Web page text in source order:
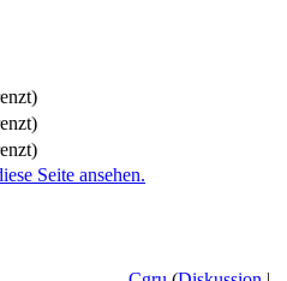
Seite ansehen.